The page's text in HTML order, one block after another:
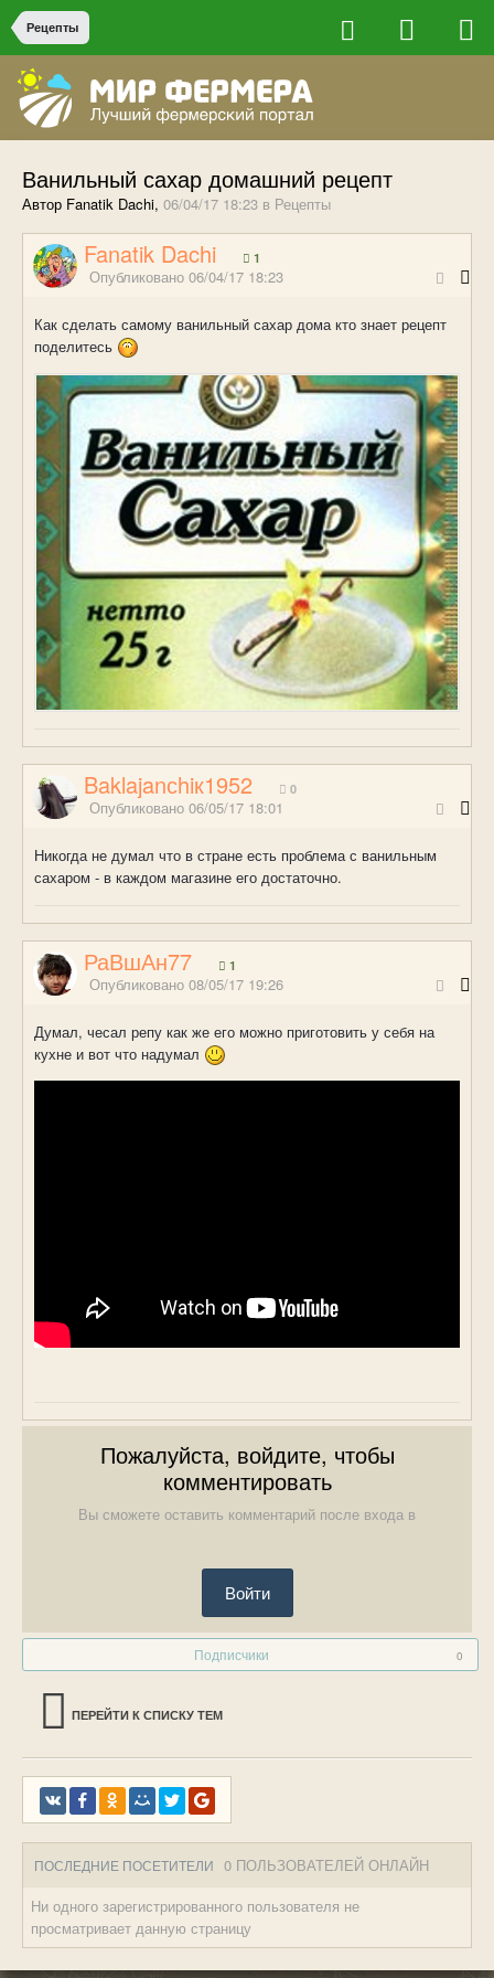
Рецепты
Ванильный сахар домашний рецепт
Автор Fanatik Dachi, 06/04/17 18:23 в Рецепты
Fanatik Dachi 1
Опубликовано 06/04/17 18:23
Как сделать самому ванильный сахар дома кто знает рецепт
поделитесь
Baklajanсhiк1952 0
Опубликовано 06/05/17 18:01
Никогда не думал что в стране есть проблема с ванильным
сахаром - в каждом магазине его достаточно.
РаВшАн77 1
Опубликовано 08/05/17 19:26
Думал, чесал репу как же его можно приготовить у себя на
кухне и вот что надумал
Пожалуйста, войдите, чтобы
комментировать
Вы сможете оставить комментарий после входа в
Войти
Подписчики 0
ПЕРЕЙТИ К СПИСКУ ТЕМ
ПОСЛЕДНИЕ ПОСЕТИТЕЛИ 0 ПОЛЬЗОВАТЕЛЕЙ ОНЛАЙН
Ни одного зарегистрированного пользователя не
просматривает данную страницу